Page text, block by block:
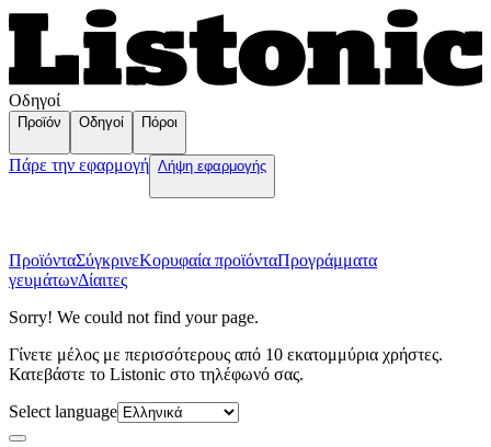
Οδηγοί
Προϊόν Οδηγοί Πόροι
Πάρε την εφαρμογή Λήψη εφαρμογής
ΠροϊόνταΣύγκρινεΚορυφαία προϊόνταПρογράμματα
γευμάτωνΔίαιτες
Sorry! We could not find your page.
Γίνετε μέλος με περισσότερους από 10 εκατομμύρια χρήστες.
Κατεβάστε το Listonic στο τηλέφωνό σας.
Select language